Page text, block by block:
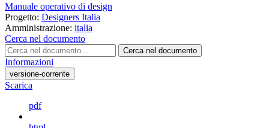
Manuale operativo di design
Progetto: Designers Italia
Amministrazione: italia
Cerca nel documento
Cerca nel documento
Informazioni
versione-corrente
Scarica
pdf